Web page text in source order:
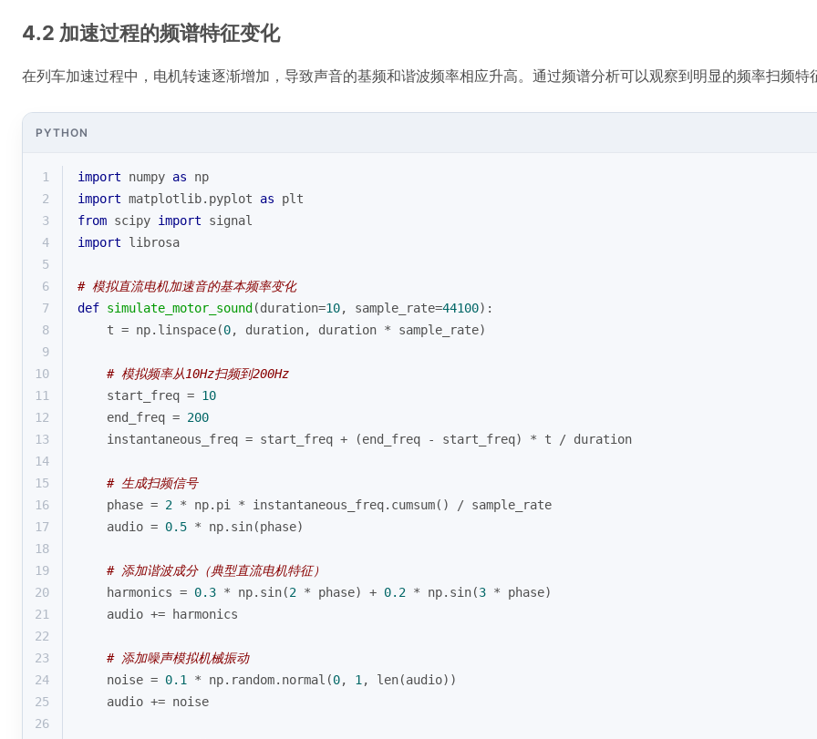
4.2 加速过程的频谱特征变化
在列车加速过程中，电机转速逐渐增加，导致声音的基频和谐波频率相应升高。通过频谱分析可以观察到明显的频率扫频特
PYTHON
1 import numpy as np
2
import matplotlib.pyplot as plt
3
from scipy import signal
4
import librosa
5
6
# 模拟直流电机加速音的基本频率变化
7
def simulate_motor_sound (duration=10, sample_rate=44100):
8
    t = np.linspace(
0, duration, duration * sample_rate)
9
10
# 模拟频率从10Hz扫频到200Hz
11
    start_freq =
10
12
    end_freq =
200
13
    instantaneous_freq = start_freq + (end_freq - start_freq) * t / duration
14
15
# 生成扫频信号
16
    phase =
2 * np.pi * instantaneous_freq.cumsum() / sample_rate
17
    audio =
0.5 * np.sin(phase)
18
19
# 添加谐波成分（典型直流电机特征）
20
    harmonics =
0.3 * np.sin(2 * phase) + 0.2 * np.sin(3 * phase)
21
    audio += harmonics
22
23
# 添加噪声模拟机械振动
24
    noise =
0.1 * np.random.normal(0, 1 , len(audio))
25
    audio += noise
26